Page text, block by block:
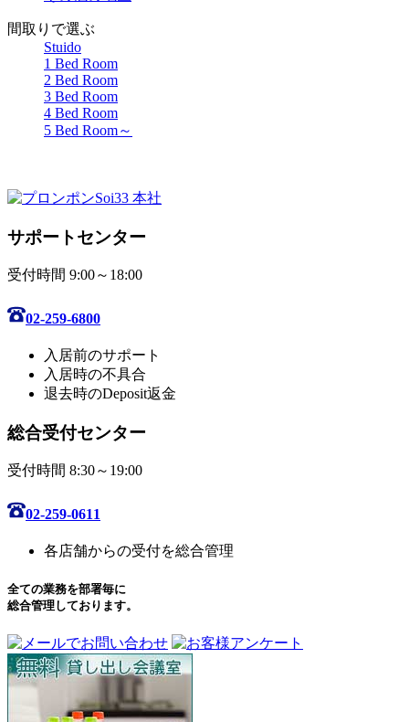
間取りで選ぶ
Stuido
1 Bed Room
2 Bed Room
3 Bed Room
4 Bed Room
5 Bed Room～
サポートセンター
受付時間 9:00～18:00
02-259-6800
入居前のサポート
入居時の不具合
退去時のDeposit返金
総合受付センター
受付時間 8:30～19:00
02-259-0611
各店舗からの受付を総合管理
全ての業務を部署毎に
総合管理しております。